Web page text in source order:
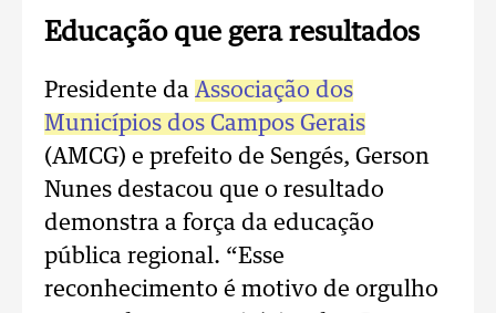
Educação que gera resultados
Presidente da Associação dos
Municípios dos Campos Gerais
(AMCG) e prefeito de Sengés, Gerson
Nunes destacou que o resultado
demonstra a força da educação
pública regional. “Esse
reconhecimento é motivo de orgulho